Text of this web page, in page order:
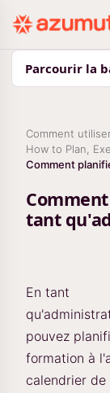
Parcourir la
Comment
How to Plan,
Comment
tant
En tant
pouvez
formation à
calendrier de